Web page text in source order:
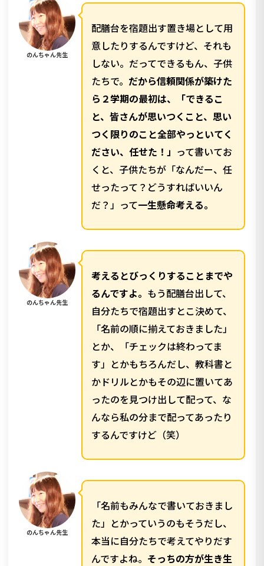
のんちゃん先生
配膳台を宿題出す置き場として用
意したりするんですけど、それも
しない。だってできるもん、子供
たちで。 だから信頼関係が築けた
ら２学期の最初は、「できるこ
と、皆さんが思いつくこと、思い
つく限りのこと全部やっといてく
ださい、任せた！」 って書いてお
くと、子供たちが「なんだー、任
せったって？どうすればいいん
だ？」って一生懸命考える。
のんちゃん先生
考えるとびっくりすることまでや
るんですよ。 もう配膳台出して、
自分たちで宿題出すとこ決めて、
「名前の順に揃えておきました」
とか、「チェックは終わってま
す」とかもちろんだし、教科書と
かドリルとかもその辺に置いてあ
ったのを見つけ出して配って、な
んなら私の分まで配ってあったり
するんですけど（笑）
のんちゃん先生
「名前もみんなで書いておきまし
た」とかっていうのもそうだし、
本当に自分たちで考えてやりだす
んですよね。 そっちの方が生き生